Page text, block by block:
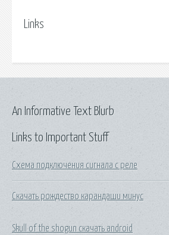
Links
Links to Important Stuff
Схема подключения сигнала с реле
Скачать рождество карандаши минус
Skull of the shogun скачать android
An Informative Text Blurb